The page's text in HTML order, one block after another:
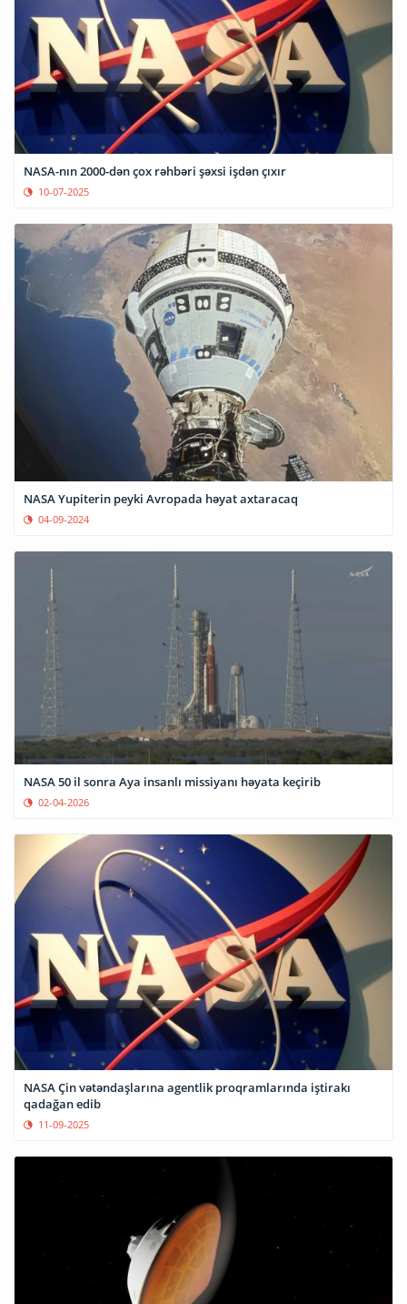
NASA-nın 2000-dən çox rəhbəri şəxsi işdən çıxır
10-07-2025
NASA Yupiterin peyki Avropada həyat axtaracaq
04-09-2024
NASA 50 il sonra Aya insanlı missiyanı həyata keçirib
02-04-2026
NASA Çin vətəndaşlarına agentlik proqramlarında iştirakı
qadağan edib
11-09-2025